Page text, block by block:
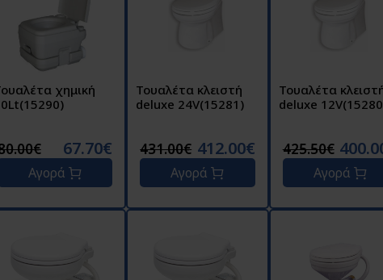
χημική
67.70€
Αγορά
Τουαλέτα κλειστή
deluxe 24V(15281)
431.00€ 412.00€
Αγορά
Τουαλέτα
deluxe
425.50€
Αγορά